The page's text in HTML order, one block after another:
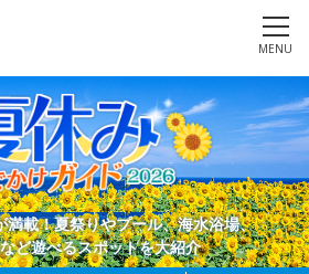
MENU
満載！夏祭りやプール、海水浴場、
ど遊べるスポットを大紹介